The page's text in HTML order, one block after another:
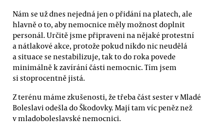
Nám se už dnes nejedná jen o přidání na platech, ale
hlavně o to, aby nemocnice měly možnost doplnit
personál. Určitě jsme připraveni na nějaké protestní
a nátlakové akce, protože pokud nikdo nic neudělá
a situace se nestabilizuje, tak to do roka povede
minimálně k zavírání části nemocnic. Tím jsem
si stoprocentně jistá.
Z terénu máme zkušenosti, že třeba část sester v Mladé
Boleslavi odešla do Škodovky. Mají tam víc peněz než
v mladoboleslavské nemocnici.